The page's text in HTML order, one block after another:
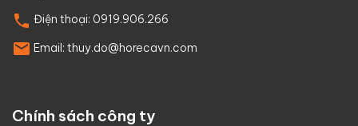
Điện thoại: 0919.906.266
Email: thuy.do@horecavn.com
Chính sách công ty